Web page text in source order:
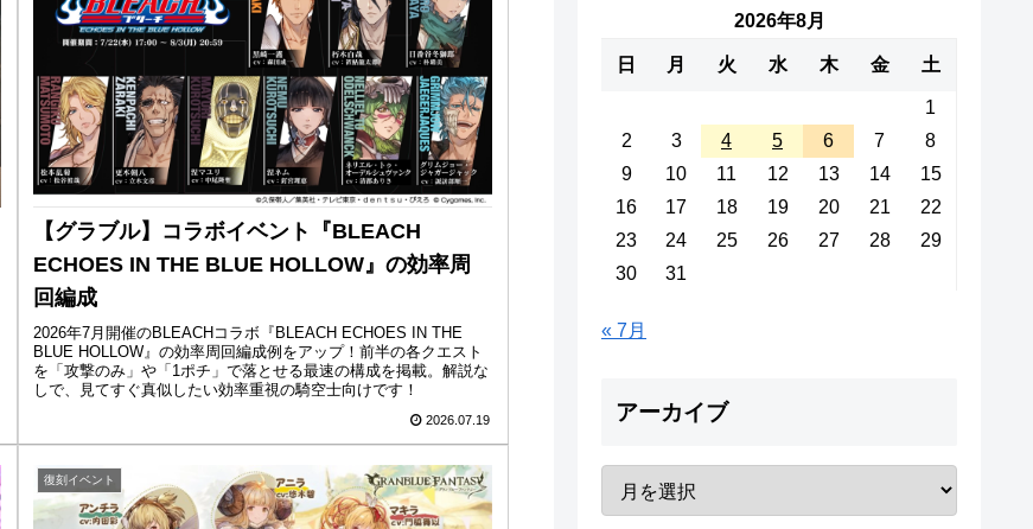
【グラブル】コラボイベント『BLEACH
ECHOES IN THE BLUE HOLLOW』の効率周
回編成
2026年7月開催のBLEACHコラボ『BLEACH ECHOES IN THE
BLUE HOLLOW』の効率周回編成例をアップ！前半の各クエスト
を「攻撃のみ」や「1ポチ」で落とせる最速の構成を掲載。解説な
しで、見てすぐ真似したい効率重視の騎空士向けです！
2026.07.19
復刻イベント
2026年8月
日 月 火 水 木 金 土
1
2
3 4 5 6 7
8
9
10 11 12 13 14
15
16
17 18 19 20 21
22
23
24 25 26 27 28
29
30
31
« 7月
アーカイブ